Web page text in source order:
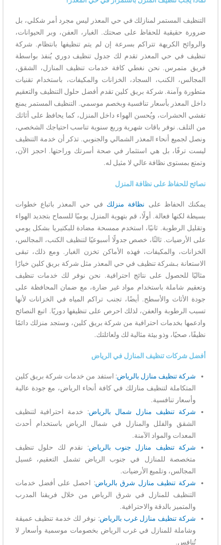
التنظيف المستمر لمنازلك في حي المعذر ليس مجرد أمر شكلي، بل
ضرورة حقيقية للحفاظ على صحتك. الغبار، العفن، وبر الحيوانات،
والروائح الكريهة تتراكم بسرعة إن لم يتم تنظيفها بانتظام. شركة
تنظيف في حي المعذر تقدم لك جدول تنظيف دوري يُنفذ بواسطة
فريق متمرس. نحن نغطي كافة خدمات تنظيف المنازل، الشقق،
المجالس، الكنب، السجاد، الخزانات والمكيفات، باستخدام تقنيات
متطورة وآمنة. شركة بريق كلين تقدم أفضل حلول التنظيف والتعقيم
داخل المعذر بأسعار تنافسية وبخصم موسمي. التنظيف المستمر يمنع
تفشي الحشرات، ويُحسن الهواء داخل المنزل، كما يحافظ على أثاثك
من التلف. نوفر باقات شهرية وربع سنوية تناسب احتياجك الشخصي،
ونصل لجميع أنحاء المعذر الشمالي والجنوبي. تذكر أن خدمة التنظيف
ليست ترفًا، بل هي استثمار في صحة أسرتك وراحتها. احجز الآن،
وتمتع بمستوى نظافة عالي لا مثيل له.
نصائح للحفاظ على نظافة المنزل
يمكنك الحفاظ على نظافة منزلك في حي المعذر باتباع خطوات
بسيطة لكنها فعالة. أولًا، قم بتهوية المنزل يوميًا للسماح بتجديد الهواء
وتقليل الرطوبة. ثانيًا، استخدم ممسحة مضادة للبكتيريا بشكل يومي
على الأرضيات. ثالثًا، خصص جدولًا أسبوعيًا لتنظيف الكنب، المجالس،
الخزانات، والمكيفات، فهذه الأماكن تخزن الغبار. ومع ذلك، تبقى
الاستعانة بـشركة تنظيف في حي المعذر مثل شركة بريق كلين خيارًا
مثاليًا للحصول على نتائج احترافية. نحن نوفر لك خدمات تنظيف
وتعقيم شاملة باستخدام مواد غير ضارة، مع ضمان المحافظة على
جودة الأثاث والأسطح. أيضًا، تجنب تراكم المياه في الخزانات لأنها
تسبب الرطوبة والعفن، لذلك احرص على تنظيفها دوريًا. اتبع النصائح
وادعمها بخدمات احترافية من شركة بريق كلين، وستجد منزلك دائمًا
نظيفًا، صحيًا، وذو بيئة مثالية لك ولعائلتك.
أفضل شركات تنظيف المنازل في الرياض
شركة تنظيف منازل بالرياض: استفد من خدمات شركة بريق كلين
المتكاملة لتنظيف منازلك في كافة أنحاء الرياض، مع جودة عالية
وأسعار تنافسية.
شركة تنظيف منازل شمال بالرياض: خدمة احترافية لتنظيف
الشقق والفلل والمنازل في شمال الرياض باستخدام أحدث
المعدات والمواد الآمنة.
شركة تنظيف منازل جنوب بالرياض: نقدم لك حلول تنظيف
متخصصة للمنازل في جنوب الرياض تشمل التعقيم، غسيل
المجالس، وتلميع الأرضيات.
شركة تنظيف منازل شرق بالرياض: احصل على أفضل خدمات
التنظيف للمنازل في شرق الرياض من خلال فريقنا المدرب
والمتميز بالدقة والاحترافية.
شركة تنظيف منازل غرب بالرياض: نوفر لك خدمة تنظيف عميقة
وشاملة للمنازل في غرب الرياض بخصومات موسمية وأسعار لا
تُنافس.